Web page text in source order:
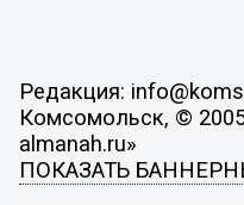
Редакция:
Комсомольск, ©
almanah.ru»
ПОКАЗАТЬ